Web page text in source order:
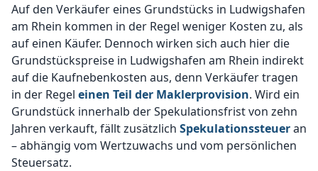
Auf den Verkäufer eines Grundstücks in Ludwigshafen
am Rhein kommen in der Regel weniger Kosten zu, als
auf einen Käufer. Dennoch wirken sich auch hier die
Grundstückspreise in Ludwigshafen am Rhein indirekt
auf die Kaufnebenkosten aus, denn Verkäufer tragen
in der Regel einen Teil der Maklerprovision. Wird ein
Grundstück innerhalb der Spekulationsfrist von zehn
Jahren verkauft, fällt zusätzlich Spekulationssteueran
– abhängig vom Wertzuwachs und vom persönlichen
Steuersatz.